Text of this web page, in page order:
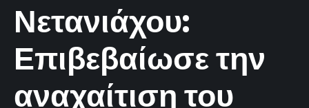
Νετανιάχου:
Επιβεβαίωσε την
αναχαίτιση του